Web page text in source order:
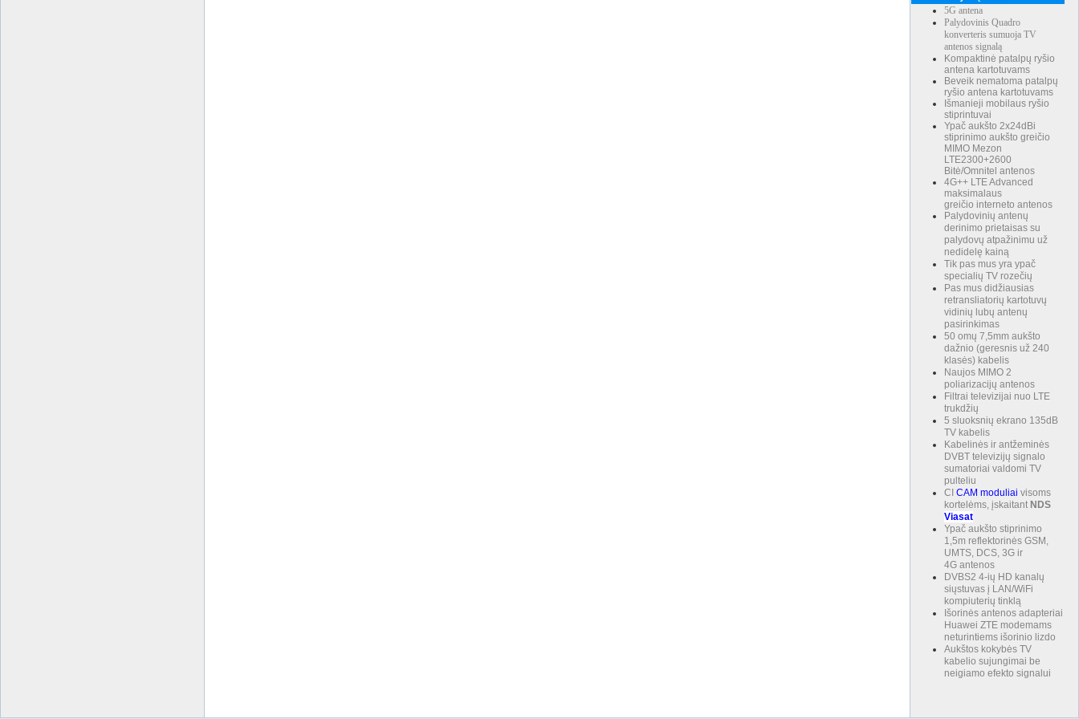
5G antena
Palydovinis Quadro
konverteris sumuoja TV
antenos signalą
Kompaktinė patalpų ryšio
antena kartotuvams
Beveik nematoma patalpų
ryšio antena kartotuvams
Išmanieji mobilaus ryšio
stiprintuvai
Ypač aukšto 2x24dBi
stiprinimo aukšto greičio
MIMO Mezon
LTE2300+2600
Bitė/Omnitel antenos
4G++ LTE Advanced
maksimalaus
greičio interneto antenos
Palydovinių antenų
derinimo prietaisas su
palydovų atpažinimu už
nedidelę kainą
Tik pas mus yra ypač
specialių TV rozečių
Pas mus didžiausias
retransliatorių kartotuvų
vidinių lubų antenų
pasirinkimas
50 omų 7,5mm aukšto
dažnio (geresnis už 240
klasės) kabelis
Naujos MIMO 2
poliarizacijų antenos
Filtrai televizijai nuo LTE
trukdžių
5 sluoksnių ekrano 135dB
TV kabelis
Kabelinės ir antžeminės
DVBT televizijų signalo
sumatoriai valdomi TV
pulteliu
CI CAM moduliai visoms
kortelėms, įskaitant NDS
Viasat
Ypač aukšto stiprinimo
1,5m reflektorinės GSM,
UMTS, DCS, 3G ir
4G antenos
DVBS2 4-ių HD kanalų
siųstuvas į LAN/WiFi
kompiuterių tinklą
Išorinės antenos adapteriai
Huawei ZTE modemams
neturintiems išorinio lizdo
Aukštos kokybės TV
kabelio sujungimai be
neigiamo efekto signalui